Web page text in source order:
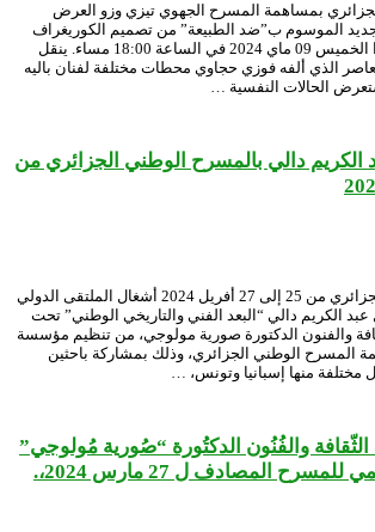
بمساهمة المسرح الجهوي تيزي وزو العرض
الموسوم ب”ضد الطبيعة” من تصميم الكوريغراف
سليمان حابس وذلك غدا الخميس 09 ماي 2024 في الساعة 18:00 مساء. ينقل
الذي ألفه فوزي حجاوي محطات مختلفة لفنان باليه
الحالات النفسية …
الكريم دالي بالمسرح الوطني الجزائري من
شهد المسرح الوطني الجزائري من 25 إلى 27 أفريل 2024 أشغال الملتقى الدولي
الكريم دالي “البعد الفني والتاريخي الوطني” تحت
والفنون الدكتورة صورية مولوجي، من تنظيم مؤسسة
المسرح الوطني الجزائري، وذلك بمشاركة باحثين
مختلفة منها إسبانيا وتونس، …
الثّقافة والفُنُون الدكتُورة “صُورية مُولوجي”
المصادف ل 27 مارس 2024،.